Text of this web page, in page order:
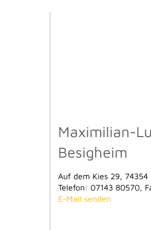
Maximilian-
Besigheim
Auf dem Kies 29, 74354
Telefon: 07143 80570,
E-Mail senden